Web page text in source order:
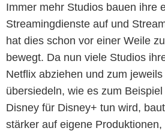
Immer mehr Studios bauen ihre
Streamingdienste auf und
hat dies schon vor einer Weile
bewegt. Da nun viele Studios
Netflix abziehen und zum
übersiedeln, wie es zum
Disney für Disney+ tun wird,
stärker auf eigene